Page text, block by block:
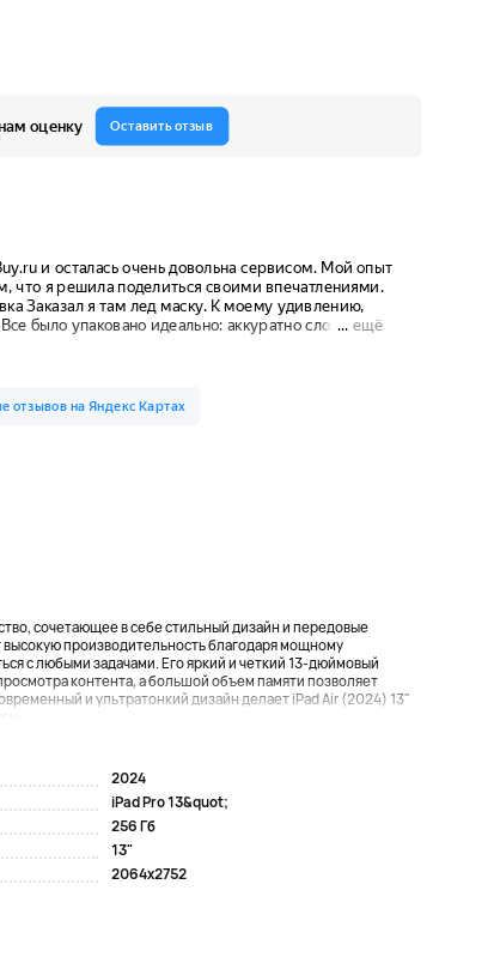
сочетающее в себе стильный дизайн и передовые
производительность благодаря мощному
с любыми задачами. Его яркий и четкий 13-дюймовый
контента, а большой объем памяти позволяет
и ультратонкий дизайн делает iPad Air (2024) 13"
...
2024
iPad Pro 13&quot;
256 Гб
13"
2064x2752